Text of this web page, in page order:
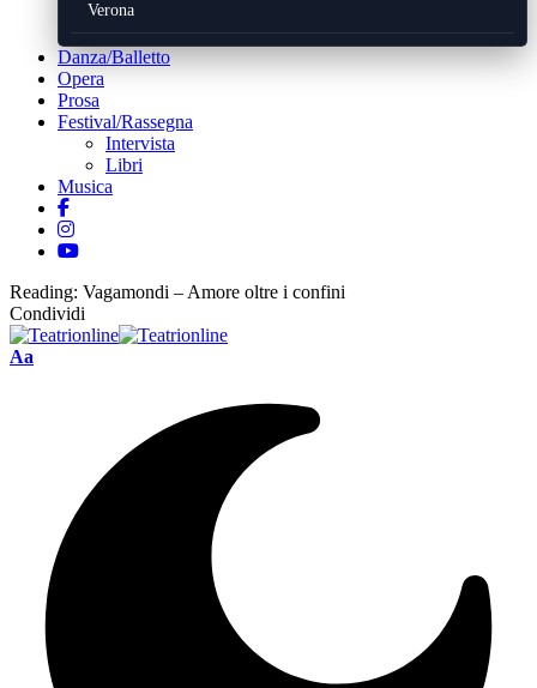
Verona
Danza/Balletto
Opera
Prosa
Festival/Rassegna
Intervista
Libri
Musica
Reading: Vagamondi – Amore oltre i confini
Condividi
Font
Aa